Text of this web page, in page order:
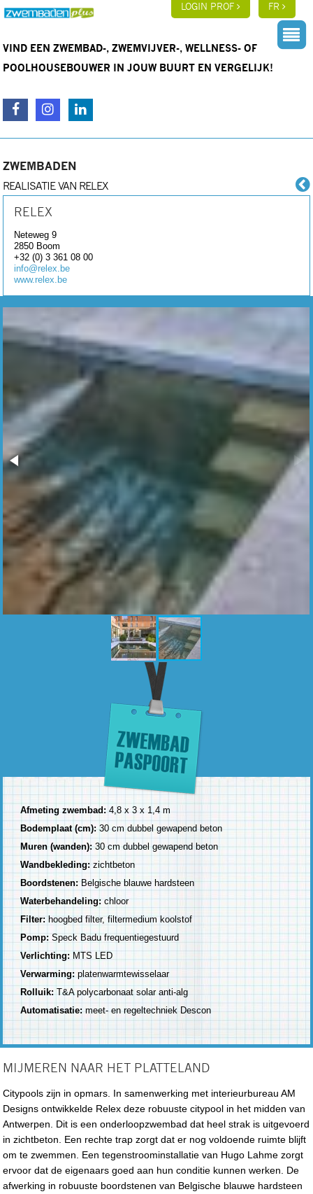
LOGIN PROF FR
VIND EEN ZWEMBAD-, ZWEMVIJVER-, WELLNESS- OF
POOLHOUSEBOUWER IN JOUW BUURT EN VERGELIJK!
ZWEMBADEN
REALISATIE VAN RELEX
RELEX
Neteweg 9
2850 Boom
+32 (0) 3 361 08 00
info@relex.be
www.relex.be
Afmeting zwembad:4,8 x 3 x 1,4 m
Bodemplaat (cm):30 cm dubbel gewapend beton
Muren (wanden): 30 cm dubbel gewapend beton
Wandbekleding:zichtbeton
Boordstenen: Belgische blauwe hardsteen
Waterbehandeling: chloor
Filter: hoogbed filter, filtermedium koolstof
Pomp:Speck Badu frequentiegestuurd
Verlichting: MTS LED
Verwarming:platenwarmtewisselaar
Rolluik:T&A polycarbonaat solar anti-alg
Automatisatie:meet- en regeltechniek Descon
MIJMEREN NAAR HET PLATTELAND
Citypools zijn in opmars. In samenwerking met interieurbureau AM
Designs ontwikkelde Relex deze robuuste citypool in het midden van
Antwerpen. Dit is een onderloopzwembad dat heel strak is uitgevoerd
in zichtbeton. Een rechte trap zorgt dat er nog voldoende ruimte blijft
om te zwemmen. Een tegenstroominstallatie van Hugo Lahme zorgt
ervoor dat de eigenaars goed aan hun conditie kunnen werken. De
afwerking in robuuste boordstenen van Belgische blauwe hardsteen